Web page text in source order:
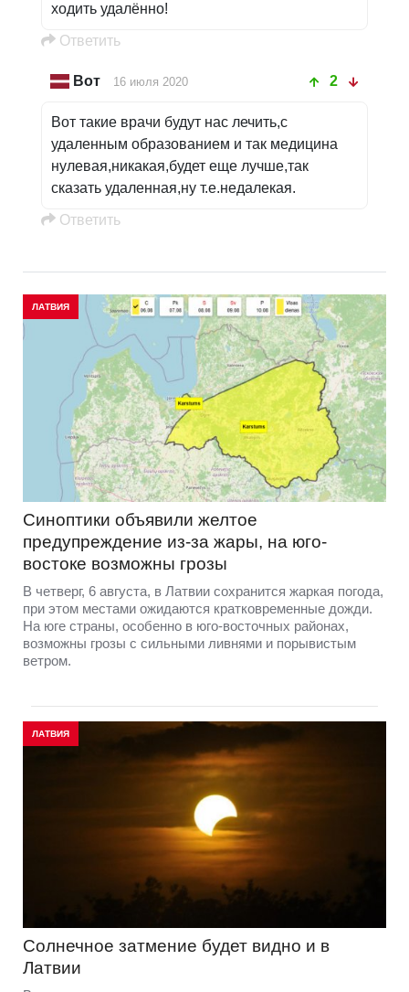
ходить удалённо!
Oтветить
Вот 16 июля 2020 2
Вот такие врачи будут нас лечить,с
удаленным образованием и так медицина
нулевая,никакая,будет еще лучше,так
сказать удаленная,ну т.е.недалекая.
Oтветить
ЛАТВИЯ
Синоптики объявили желтое
предупреждение из-за жары, на юго-
востоке возможны грозы
В четверг, 6 августа, в Латвии сохранится жаркая погода,
при этом местами ожидаются кратковременные дожди.
На юге страны, особенно в юго-восточных районах,
возможны грозы с сильными ливнями и порывистым
ветром.
ЛАТВИЯ
Солнечное затмение будет видно и в
Латвии